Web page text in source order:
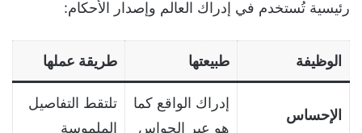
رئيسية تُستخدم في إدراك العالم وإصدار الأحكام:
الوظيفة طبيعتها طريقة عملها
الإحساس
إدراك الواقع كما
هو عبر الحواس
تلتقط التفاصيل
الملموسة